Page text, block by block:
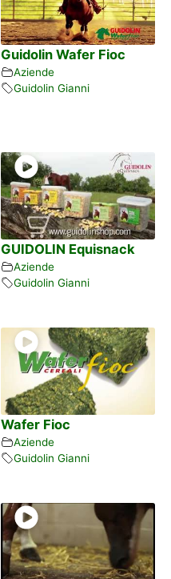
Guidolin Wafer Fioc
Aziende
Guidolin Gianni
GUIDOLIN Equisnack
Aziende
Guidolin Gianni
Wafer Fioc
Aziende
Guidolin Gianni